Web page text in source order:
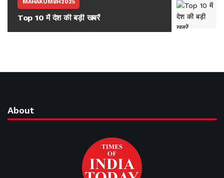
MAHAKUMBH2025
Top 10 में देश की बड़ी खबरें
अंतरराष्ट्रीय
Top 10 में
About